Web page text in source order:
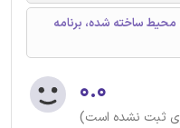
محیط ساخته شده، برنامه
۰.۰
ثبت نشده است)